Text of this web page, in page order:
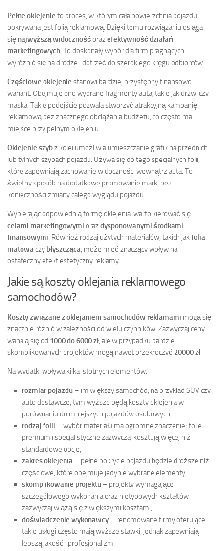
Pełne oklejenie to proces, w którym cała powierzchnia pojazdu
pokrywana jest folią reklamową. Dzięki temu rozwiązaniu osiąga
się najwyższą widocznośćorazefektywność działań
marketingowych. To doskonały wybór dla firm pragnących
wyróżnić się na drodze i dotrzeć do szerokiego kręgu odbiorców.
Częściowe oklejenie stanowi bardziej przystępny finansowo
wariant. Obejmuje ono wybrane fragmenty auta, takie jak drzwi czy
maska. Takie podejście pozwala stworzyć atrakcyjną kampanię
reklamową bez znacznego obciążania budżetu, co często ma
miejsce przy pełnym oklejeniu.
Oklejenie szybz kolei umożliwia umieszczanie grafik na przednich
lub tylnych szybach pojazdu. Używa się do tego specjalnych folii,
które zapewniają zachowanie widoczności wewnątrz auta. To
świetny sposób na dodatkowe promowanie marki bez
konieczności zmiany całego wyglądu pojazdu.
Wybierając odpowiednią formę oklejenia, warto kierować się
celami marketingowymi orazdysponowanymi środkami
finansowymi. Również rodzaj użytych materiałów, takich jakfolia
matowaczy błyszcząca, może mieć znaczący wpływ na
ostateczny efekt estetyczny reklamy.
Jakie są koszty oklejania reklamowego
samochodów?
Koszty związane z oklejaniem samochodów reklamami mogą się
znacznie różnić w zależności od wielu czynników. Zazwyczaj ceny
wahają się od 1000 do 6000 zł, ale w przypadku bardziej
skomplikowanych projektów mogą nawet przekroczyć 20000 zł.
Na wydatki wpływa kilka istotnych elementów:
rozmiar pojazdu – im większy samochód, na przykład SUV czy
auto dostawcze, tym wyższe będą koszty oklejenia w
porównaniu do mniejszych pojazdów osobowych,
rodzaj folii – wybór materiału ma ogromne znaczenie; folie
premium i specjalistyczne zazwyczaj kosztują więcej niż
standardowe opcje,
zakres oklejenia – pełne pokrycie pojazdu będzie droższe niż
częściowe, które obejmuje jedynie wybrane elementy,
skomplikowanie projektu – projekty wymagające
szczegółowego wykonania oraz nietypowych kształtów
zazwyczaj wiążą się z większymi kosztami,
doświadczenie wykonawcy – renomowane firmy oferujące
takie usługi często mają wyższe stawki, jednak zapewniają
lepszą jakość i profesjonalizm.